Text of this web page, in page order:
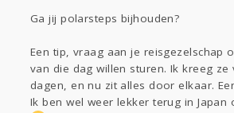
Ga jij polarsteps bijhouden?
Een tip, vraag aan je reisgezelschap
van die dag willen sturen. Ik kreeg ze
dagen, en nu zit alles door elkaar.
Ik ben wel weer lekker terug in Japan